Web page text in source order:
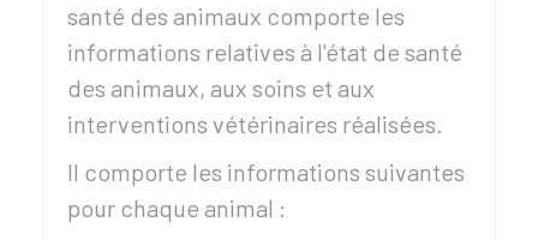
santé des animaux comporte les
informations relatives à l'état de santé
des animaux, aux soins et aux
interventions vétérinaires réalisées.
Il comporte les informations suivantes
pour chaque animal :